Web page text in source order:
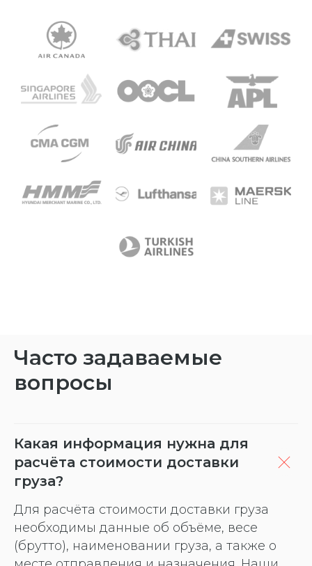
Часто задаваемые
вопросы
Какая информация нужна для
расчёта стоимости доставки
груза?
Для расчёта стоимости доставки груза
необходимы данные об объёме, весе
(брутто), наименовании груза, а также о